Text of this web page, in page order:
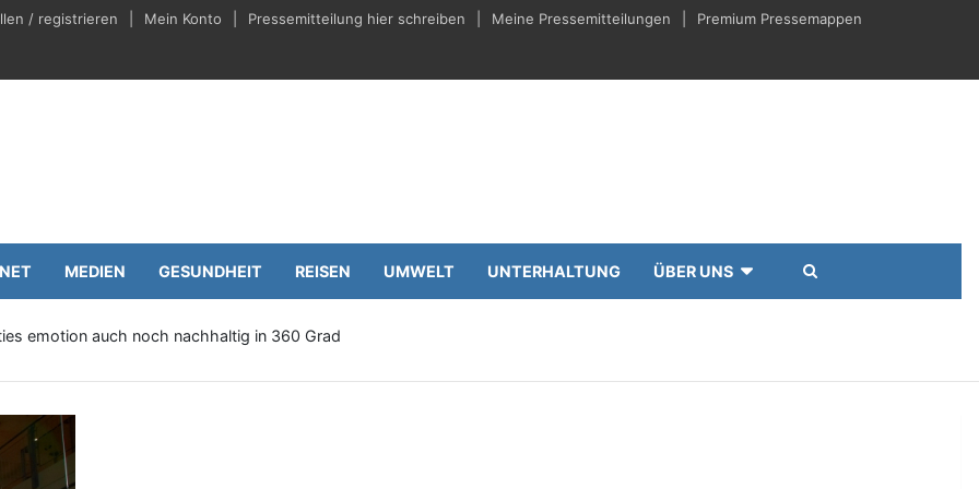
/ registrieren Mein Konto Pressemitteilung hier schreiben Meine Pressemitteilungen Premium Pressemappen
MEDIEN GESUNDHEIT REISEN UMWELT UNTERHALTUNG ÜBER UNS
emotion auch noch nachhaltig in 360 Grad